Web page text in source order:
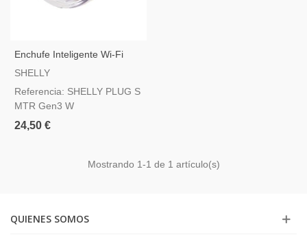
Enchufe Inteligente Wi-Fi
Shelly Plug S MTR Gen3
SHELLY
Referencia: SHELLY PLUG S
MTR Gen3 W
24,50 €
Mostrando 1-1 de 1 artículo(s)
QUIENES SOMOS